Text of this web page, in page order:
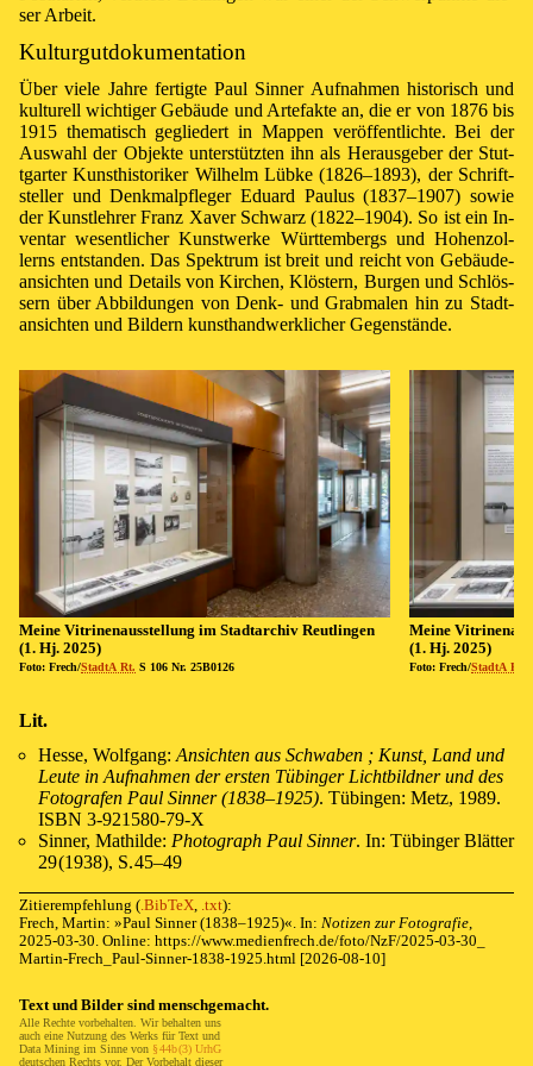
ser Ar­beit.
Kulturgutdokumentation
Über vie­le Jah­re fer­tig­te Paul Sin­ner Auf­nah­men his­to­risch und
kul­tu­rell wich­ti­ger Ge­bäu­de und Ar­te­fak­te an, die er von 1876 bis
1915 the­ma­tisch ge­glie­dert in Map­pen ver­öf­fent­lich­te. Bei der
Aus­wahl der Ob­jek­te un­ter­stütz­ten ihn als He­raus­ge­ber der Stut­
tgar­ter Kunst­his­to­ri­ker Wil­helm Lüb­ke (1826–1893), der Schrift­
stel­ler und Denk­mal­pfle­ger Edu­ard Pau­lus (1837–1907) so­wie
der Kunst­leh­rer Franz Xa­ver Schwarz (1822–1904). So ist ein In­
ven­tar we­sent­li­cher Kunst­wer­ke Würt­tem­bergs und Ho­hen­zol­
lerns ent­stan­den. Das Spek­trum ist breit und reicht von Ge­bäu­de­
an­sich­ten und De­tails von Kir­chen, Klös­tern, Bur­gen und Schlös­
sern über Ab­bil­dun­gen von Denk- und Grab­ma­len hin zu Stadt­
an­sich­ten und Bil­dern kunst­hand­werk­li­cher Ge­gen­stände.
Mei­ne Vi­tri­nen­aus­stel­lung im Stadt­archiv Reut­lin­gen
(1. Hj. 2025)
Fo­to: Frech/StadtA Rt. S 106 Nr. 25B0126
Mei­ne
(1. Hj. 2025)
Fo­to: Frech/StadtA Rt.
Lit.
Hesse, Wolf­gang:An­sich­ten aus Schwa­ben ; Kunst, Land und
Leu­te in Auf­nah­men der ers­ten Tü­bin­ger Licht­bild­ner und des
Fo­to­gra­fen Paul Sin­ner (1838–1925). Tü­bin­gen: Metz, 1989.
ISBN 3-921580-79-X
Sin­ner, Mat­hil­de: Pho­to­graph Paul Sin­ner. In: Tü­bin­ger Blät­ter
29 (1938), S. 45–49
Zitierempfehlung (.BibTeX, .txt):
Frech, Martin: »Paul Sin­ner (1838–1925)«. In: Notizen zur Fotografie,
2025-03-30. Online: https://www.medienfrech.de/foto/NzF/2025-03-30_
Martin-Frech_ Paul-Sinner-1838-1925.html [2026-08-10]
Text und Bil­der sind mensch­ge­macht.
Al­le Rech­te vor­be­hal­ten. Wir be­hal­ten uns
auch eine Nutz­ung des Werks fürText und
Da­ta Min­ing im Sin­ne von §⁠ ⁠44b⁠ ⁠(3) UrhG
deut­schen Rechts vor. Der Vor­be­halt die­ser